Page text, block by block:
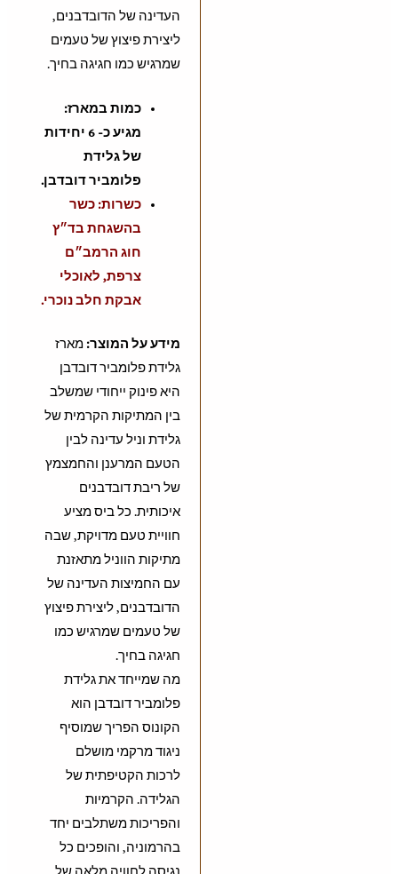
העדינה של הדובדבנים,
ליצירת פיצוץ של טעמים
שמרגיש כמו חגיגה בחיך.
כמות במארז:
מגיע כ- 6 יחידות
של גלידת
פלומביר דובדבן.
כשרות: כשר
בהשגחת בד״ץ
חוג הרמב״ם
צרפת, לאוכלי
אבקת חלב נוכרי.
מידע על המוצר:מארז
גלידת פלומביר דובדבן
היא פינוק ייחודי שמשלב
בין המתיקות הקרמית של
גלידת וניל עדינה לבין
הטעם המרענן והחמצמץ
של ריבת דובדבנים
איכותית. כל ביס מציע
חוויית טעם מדויקת, שבה
מתיקות הווניל מתאזנת
עם החמיצות העדינה של
הדובדבנים, ליצירת פיצוץ
של טעמים שמרגיש כמו
חגיגה בחיך.
מה שמייחד את גלידת
פלומביר דובדבן הוא
הקונוס הפריך שמוסיף
ניגוד מרקמי מושלם
לרכות הקטיפתית של
הגלידה. הקרמיות
והפריכות משתלבים יחד
בהרמוניה, והופכים כל